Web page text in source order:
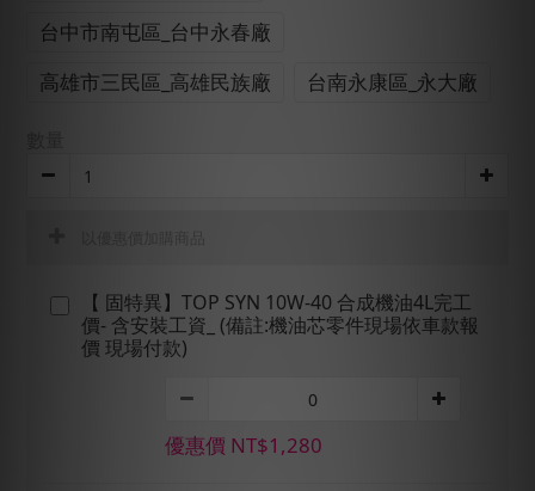
台中市南屯區_台中永春廠
高雄市三民區_高雄民族廠
台南永康區_永大廠
【 固特異】TOP SYN 10W-40 合成機油4L完工
價- 含安裝工資_ (備註:機油芯零件現場依車款報
價 現場付款)
優惠價 NT$1,280